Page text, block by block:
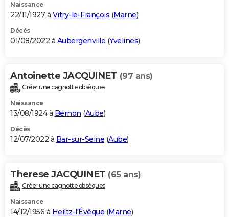
Naissance
22/11/1927 à Vitry-le-François (Marne)
Décès
01/08/2022 à Aubergenville (Yvelines)
Antoinette JACQUINET (97 ans)
Créer une cagnotte obsèques
Naissance
13/08/1924 à Bernon (Aube)
Décès
12/07/2022 à Bar-sur-Seine (Aube)
Therese JACQUINET (65 ans)
Créer une cagnotte obsèques
Naissance
14/12/1956 à Heiltz-l'Évêque (Marne)